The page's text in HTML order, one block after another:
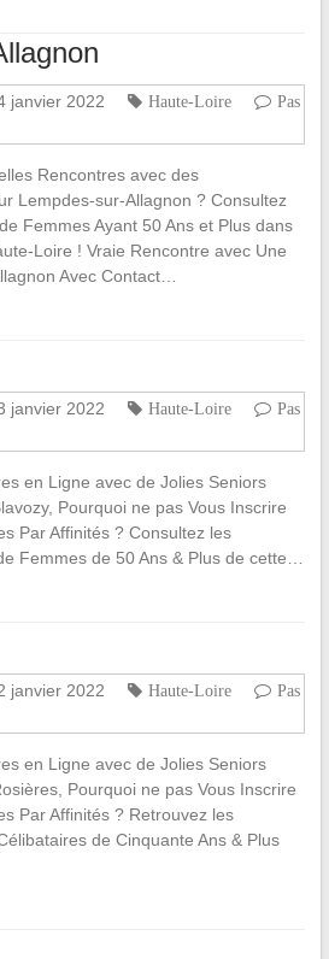
janvier 2022 Haute-Loire
Pas
Rencontres avec des
Lempdes-sur-Allagnon ? Consultez
Femmes Ayant 50 Ans et Plus dans
Loire ! Vraie Rencontre avec Une
Avec Contact…
janvier 2022 Haute-Loire
Pas
en Ligne avec de Jolies Seniors
Pourquoi ne pas Vous Inscrire
Par Affinités ? Consultez les
Femmes de 50 Ans & Plus de cette…
janvier 2022 Haute-Loire
Pas
en Ligne avec de Jolies Seniors
Pourquoi ne pas Vous Inscrire
Par Affinités ? Retrouvez les
de Cinquante Ans & Plus